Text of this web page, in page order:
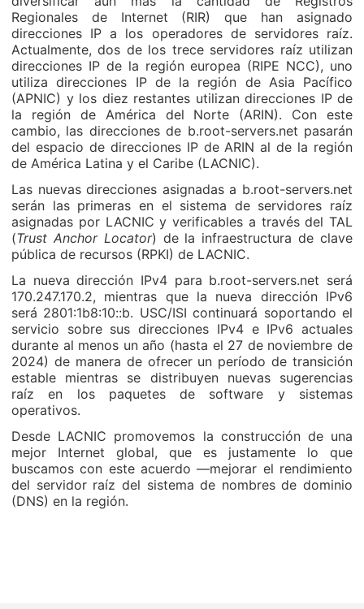
Regionales de Internet (RIR) que han asignado
direcciones IP a los operadores de servidores raíz.
Actualmente, dos de los trece servidores raíz utilizan
direcciones IP de la región europea (RIPE NCC), uno
utiliza direcciones IP de la región de Asia Pacífico
(APNIC) y los diez restantes utilizan direcciones IP de
la región de América del Norte (ARIN). Con este
cambio, las direcciones de b.root-servers.net pasarán
del espacio de direcciones IP de ARIN al de la región
de América Latina y el Caribe (LACNIC).
Las nuevas direcciones asignadas a b.root-servers.net
serán las primeras en el sistema de servidores raíz
asignadas por LACNIC y verificables a través del TAL
(Trust Anchor Locator) de la infraestructura de clave
pública de recursos (RPKI) de LACNIC.
La nueva dirección IPv4 para b.root-servers.net será
170.247.170.2, mientras que la nueva dirección IPv6
será 2801:1b8:10::b. USC/ISI continuará soportando el
servicio sobre sus direcciones IPv4 e IPv6 actuales
durante al menos un año (hasta el 27 de noviembre de
2024) de manera de ofrecer un período de transición
estable mientras se distribuyen nuevas sugerencias
raíz en los paquetes de software y sistemas
operativos.
Desde LACNIC promovemos la construcción de una
mejor Internet global, que es justamente lo que
buscamos con este acuerdo —mejorar el rendimiento
del servidor raíz del sistema de nombres de dominio
(DNS) en la región.